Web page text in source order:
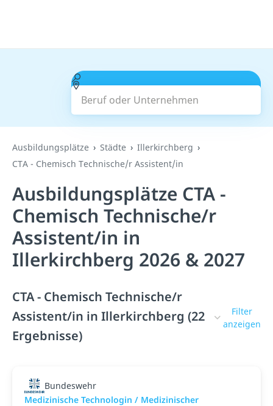
Beruf oder Unternehmen
Suchen
Ausbildungsplätze Städte
Illerkirchberg
CTA - Chemisch Technische/r Assistent/in
Ausbildungsplätze CTA -
Chemisch Technische/r
Assistent/in in
Illerkirchberg 2026 & 2027
CTA - Chemisch Technische/r
Assistent/in in Illerkirchberg (22
Ergebnisse)
Filter
anzeigen
Bundeswehr
Medizinische Technologin / Medizinischer